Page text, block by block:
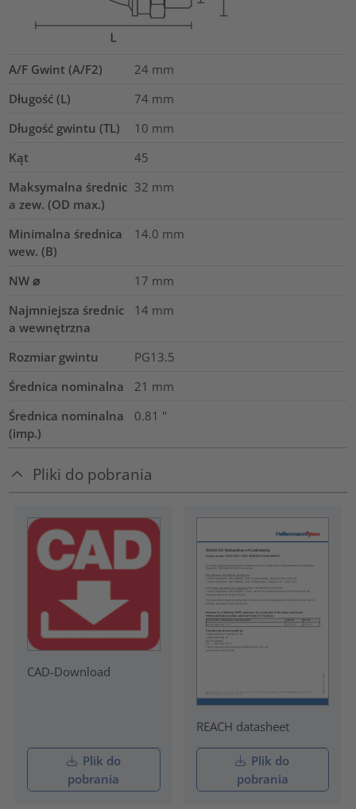
A/F Gwint (A/F2) 24 mm
Długość (L)
74 mm
Długość gwintu (TL)
10 mm
Kąt
45
Maksymalna średnic
a zew. (OD max.)
32 mm
Minimalna średnica
wew. (B)
14.0 mm
NW ⌀ 17 mm
Najmniejsza średnic
a wewnętrzna
14 mm
Rozmiar gwintu
PG13.5
Średnica nominalna
21 mm
Średnica nominalna
(imp.)
0.81 "
Pliki do pobrania
CAD-Download
Plik do
pobrania
REACH datasheet
Plik do
pobrania